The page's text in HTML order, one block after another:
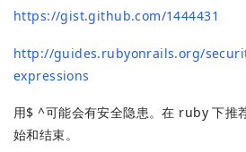
https://gist.github.com/1444431
http://guides.rubyonrails.org/
expressions
用$ ^可能会有安全隐患。在 ruby 下推
始和结束。